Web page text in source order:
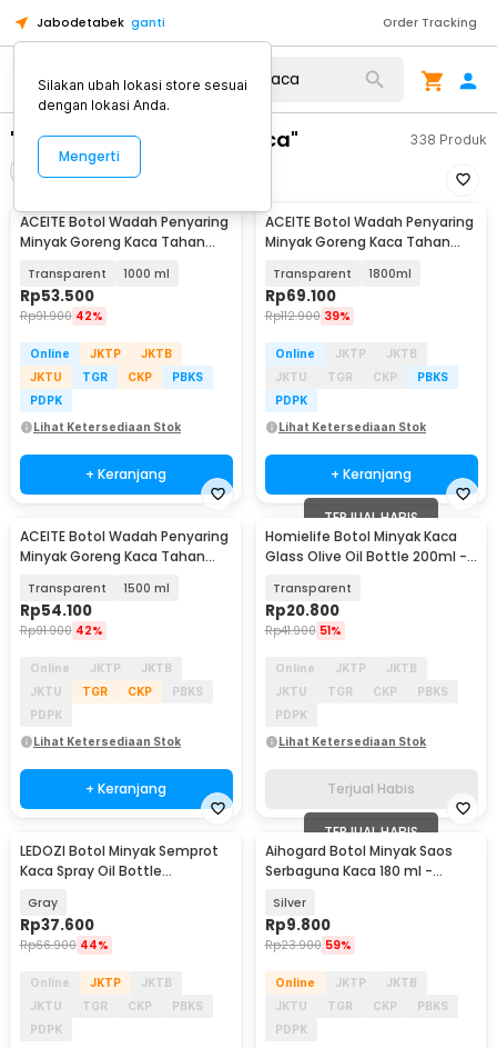
Jabodetabek ganti Order Tracking
"botol minyak goreng kaca" 338 Produk
Urutkan
ACEITE Botol Wadah Penyaring
Minyak Goreng Kaca Tahan
Transparent 1000 ml
Rp53.500
Rp91.900 42%
Online JKTP
JKTB
JKTU
TGR CKP
PBKS
PDPK
Lihat Ketersediaan Stok
+ Keranjang
ACEITE Botol Wadah Penyaring
Minyak Goreng Kaca Tahan
Transparent 1800ml
Rp69.100
Rp112.900 39%
Online JKTP
JKTB
JKTU
TGR CKP
PBKS
PDPK
Lihat Ketersediaan Stok
+ Keranjang
ACEITE Botol Wadah Penyaring
Minyak Goreng Kaca Tahan
Transparent 1500 ml
Rp54.100
Rp91.900 42%
Online JKTP
JKTB
JKTU
TGR CKP
PBKS
PDPK
Lihat Ketersediaan Stok
+ Keranjang
TERJUAL HABIS
Homielife Botol Minyak Kaca
Glass Olive Oil Bottle 200ml -
Transparent
Rp20.800
Rp41.900 51%
Online JKTP
JKTB
JKTU
TGR CKP
PBKS
PDPK
Lihat Ketersediaan Stok
Terjual Habis
LEDOZI Botol Minyak Semprot
Kaca Spray Oil Bottle
Gray
Rp37.600
Rp66.900 44%
Online JKTP
JKTB
JKTU
TGR CKP
PBKS
PDPK
TERJUAL HABIS
Aihogard Botol Minyak Saos
Serbaguna Kaca 180 ml -
Silver
Rp9.800
Rp23.900 59%
Online JKTP
JKTB
JKTU
TGR CKP
PBKS
PDPK
Silakan ubah lokasi store sesuai
dengan lokasi Anda.
Mengerti